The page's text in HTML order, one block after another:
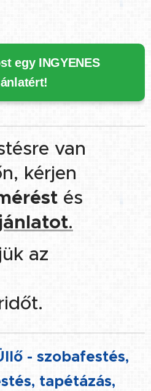
egy INGYENES
van
kérjen
és
.
az
- szobafestés,
tapétázás,